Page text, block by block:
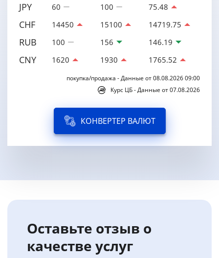
JPY 60 100 75.48
CHF 14450 15100 14719.75
RUB 100 156 146.19
CNY 1620 1930 1765.52
покупка/продажа - Данные от 08.08.2026 09:00
Курс ЦБ - Данные от 07.08.2026
КОНВЕРТЕР ВАЛЮТ
Оставьте отзыв о
качестве услуг